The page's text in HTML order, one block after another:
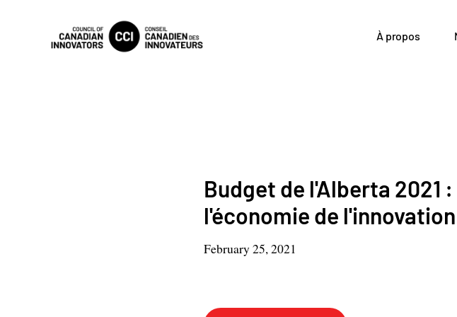
À propos
Budget de l'Alberta 2021
l'économie de l'innovation
February 25, 2021